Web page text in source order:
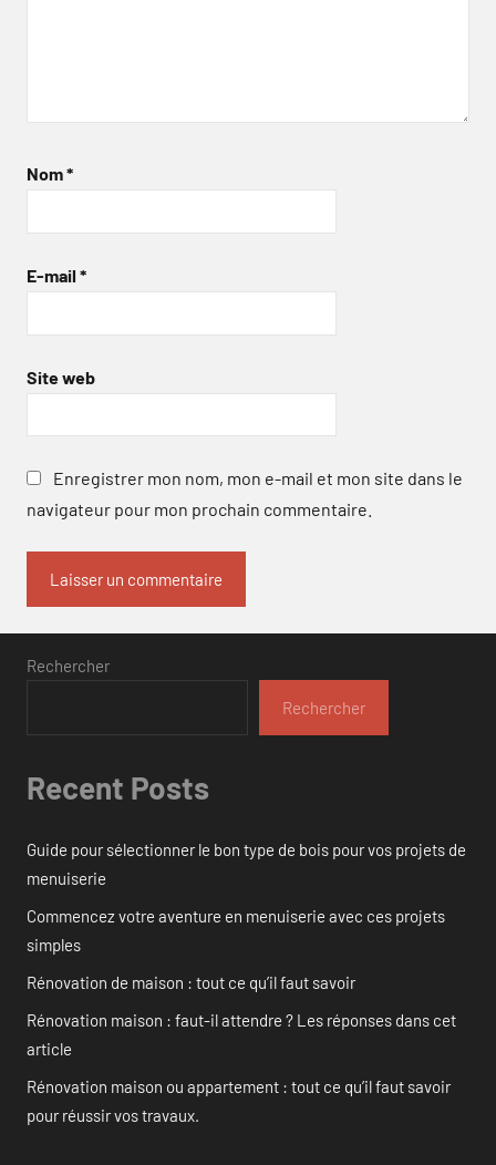
Nom*
E-mail *
Site web
Enregistrer mon nom, mon e-mail et mon site dans le
navigateur pour mon prochain commentaire.
Rechercher
Rechercher
Recent Posts
Guide pour sélectionner le bon type de bois pour vos projets de
menuiserie
Commencez votre aventure en menuiserie avec ces projets
simples
Rénovation de maison : tout ce qu’il faut savoir
Rénovation maison : faut-il attendre ? Les réponses dans cet
article
Rénovation maison ou appartement : tout ce qu’il faut savoir
pour réussir vos travaux.